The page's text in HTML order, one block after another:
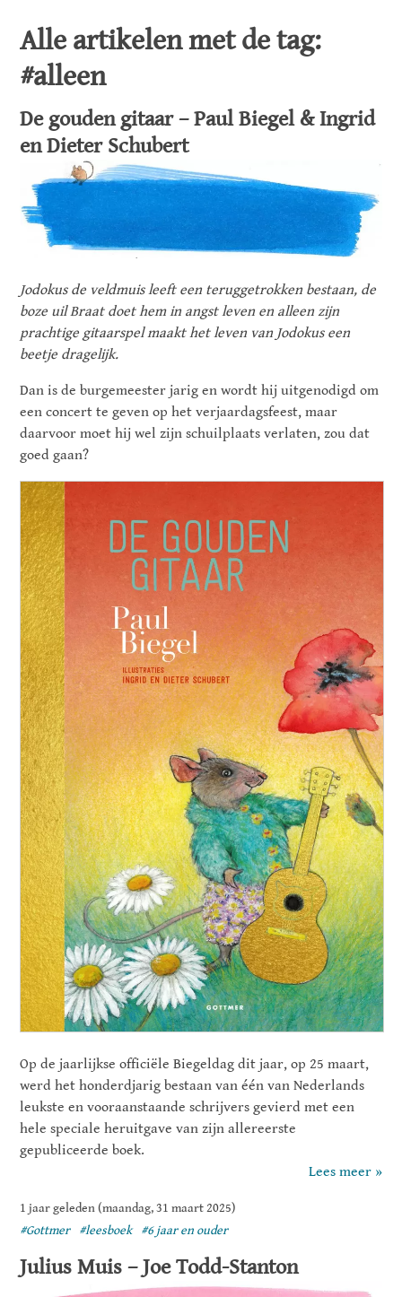
Alle artikelen met de tag:
#alleen
De gouden gitaar – Paul Biegel & Ingrid
en Dieter Schubert
Jodokus de veldmuis leeft een teruggetrokken bestaan, de
boze uil Braat doet hem in angst leven en alleen zijn
prachtige gitaarspel maakt het leven van Jodokus een
beetje dragelijk.
Dan is de burgemeester jarig en wordt hij uitgenodigd om
een concert te geven op het verjaardagsfeest, maar
daarvoor moet hij wel zijn schuilplaats verlaten, zou dat
goed gaan?
Op de jaarlijkse officiële Biegeldag dit jaar, op 25 maart,
werd het honderdjarig bestaan van één van Nederlands
leukste en vooraanstaande schrijvers gevierd met een
hele speciale heruitgave van zijn allereerste
gepubliceerde boek.
Lees meer »
1 jaar geleden (maandag, 31 maart 2025)
#Gottmer
#leesboek #6 jaar en ouder
Julius Muis – Joe Todd-Stanton